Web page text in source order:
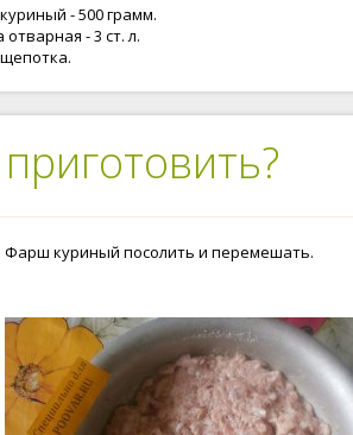
- 500 грамм.
отварная - 3 ст. л.
Фарш куриный посолить и перемешать.